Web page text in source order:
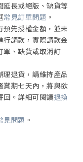
延長或絕版、缺貨等
常見訂單問題 。
先授權金額，並未
行請款，實際請款金
單、缺貨或取消訂
退貨，請維持產品
賞期七天內，將與欲
回。詳細可閱讀退換
見問題 。